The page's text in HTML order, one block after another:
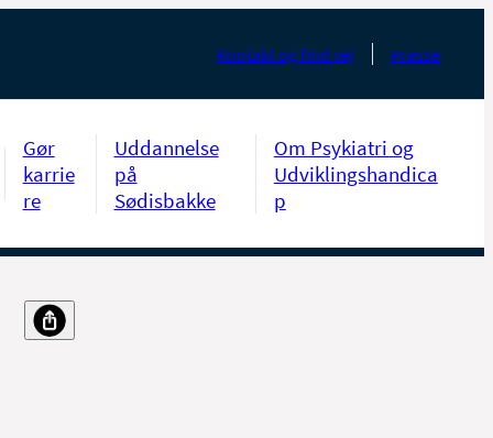
Kontakt og find vej Presse
Gør
karrie
re
Uddannelse
på
Sødisbakke
Om Psykiatri og
Udviklingshandica
p